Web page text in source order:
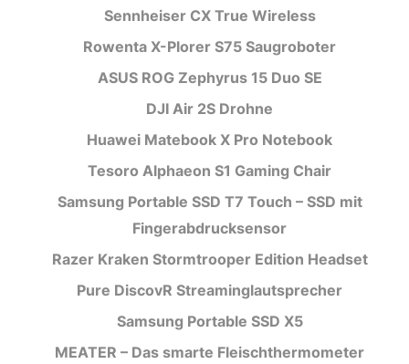
Sennheiser CX True Wireless
Rowenta X-Plorer S75 Saugroboter
ASUS ROG Zephyrus 15 Duo SE
DJI Air 2S Drohne
Huawei Matebook X Pro Notebook
Tesoro Alphaeon S1 Gaming Chair
Samsung Portable SSD T7 Touch – SSD mit
Fingerabdrucksensor
Razer Kraken Stormtrooper Edition Headset
Pure DiscovR Streaminglautsprecher
Samsung Portable SSD X5
MEATER – Das smarte Fleischthermometer